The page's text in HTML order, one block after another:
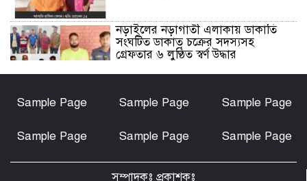
নড়াইলের নড়াগাতী এলাকায় ডাকাতি
সংঘটিত ডাকাত চক্রের সদস্যসহ
গ্রেফতার ৬ লুণ্ঠিত স্বর্ণ উদ্ধার
হত্যা মামলার আসামি আকাশ বিশ্বাস
আলী, বাহার আলী ও রেজাউলের জামিন
Sample Page Sample Page Sample Page
Sample Page Sample Page Sample Page
সম্পাদকঃ প্রকাশকঃ